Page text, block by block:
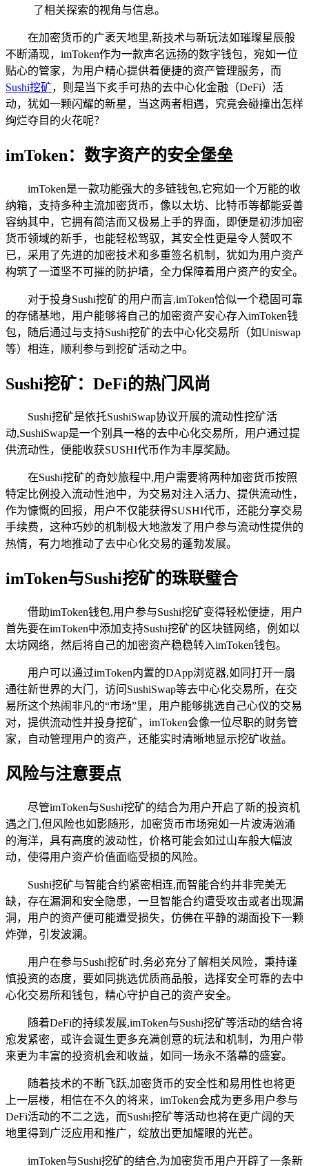
了相关探索的视角与信息。
在加密货币的广袤天地里,新技术与新玩法如璀璨星辰般
不断涌现，imToken作为一款声名远扬的数字钱包，宛如一位
贴心的管家，为用户精心提供着便捷的资产管理服务，而
Sushi挖矿，则是当下炙手可热的去中心化金融（DeFi）活
动，犹如一颗闪耀的新星，当这两者相遇，究竟会碰撞出怎样
绚烂夺目的火花呢？
imToken：数字资产的安全堡垒
imToken是一款功能强大的多链钱包,它宛如一个万能的收
纳箱，支持多种主流加密货币，像以太坊、比特币等都能妥善
容纳其中，它拥有简洁而又极易上手的界面，即便是初涉加密
货币领域的新手，也能轻松驾驭，其安全性更是令人赞叹不
已，采用了先进的加密技术和多重签名机制，犹如为用户资产
构筑了一道坚不可摧的防护墙，全力保障着用户资产的安全。
对于投身Sushi挖矿的用户而言,imToken恰似一个稳固可靠
的存储基地，用户能够将自己的加密资产安心存入imToken钱
包，随后通过与支持Sushi挖矿的去中心化交易所（如Uniswap
等）相连，顺利参与到挖矿活动之中。
Sushi挖矿：DeFi的热门风尚
Sushi挖矿是依托SushiSwap协议开展的流动性挖矿活
动,SushiSwap是一个别具一格的去中心化交易所，用户通过提
供流动性，便能收获SUSHI代币作为丰厚奖励。
在Sushi挖矿的奇妙旅程中,用户需要将两种加密货币按照
特定比例投入流动性池中，为交易对注入活力、提供流动性，
作为慷慨的回报，用户不仅能获得SUSHI代币，还能分享交易
手续费，这种巧妙的机制极大地激发了用户参与流动性提供的
热情，有力地推动了去中心化交易的蓬勃发展。
imToken与Sushi挖矿的珠联璧合
借助imToken钱包,用户参与Sushi挖矿变得轻松便捷，用户
首先要在imToken中添加支持Sushi挖矿的区块链网络，例如以
太坊网络，然后将自己的加密资产稳稳转入imToken钱包。
用户可以通过imToken内置的DApp浏览器,如同打开一扇
通往新世界的大门，访问SushiSwap等去中心化交易所，在交
易所这个热闹非凡的“市场”里，用户能够挑选自己心仪的交易
对，提供流动性并投身挖矿，imToken会像一位尽职的财务管
家，自动管理用户的资产，还能实时清晰地显示挖矿收益。
风险与注意要点
尽管imToken与Sushi挖矿的结合为用户开启了新的投资机
遇之门,但风险也如影随形，加密货币市场宛如一片波涛汹涌
的海洋，具有高度的波动性，价格可能会如过山车般大幅波
动，使得用户资产价值面临受损的风险。
Sushi挖矿与智能合约紧密相连,而智能合约并非完美无
缺，存在漏洞和安全隐患，一旦智能合约遭受攻击或者出现漏
洞，用户的资产便可能遭受损失，仿佛在平静的湖面投下一颗
炸弹，引发波澜。
用户在参与Sushi挖矿时,务必充分了解相关风险，秉持谨
慎投资的态度，要如同挑选优质商品般，选择安全可靠的去中
心化交易所和钱包，精心守护自己的资产安全。
随着DeFi的持续发展,imToken与Sushi挖矿等活动的结合将
愈发紧密，或许会诞生更多充满创意的玩法和机制，为用户带
来更为丰富的投资机会和收益，如同一场永不落幕的盛宴。
随着技术的不断飞跃,加密货币的安全性和易用性也将更
上一层楼，相信在不久的将来，imToken会成为更多用户参与
DeFi活动的不二之选，而Sushi挖矿等活动也将在更广阔的天
地里得到广泛应用和推广，绽放出更加耀眼的光芒。
imToken与Sushi挖矿的结合,为加密货币用户开辟了一条新